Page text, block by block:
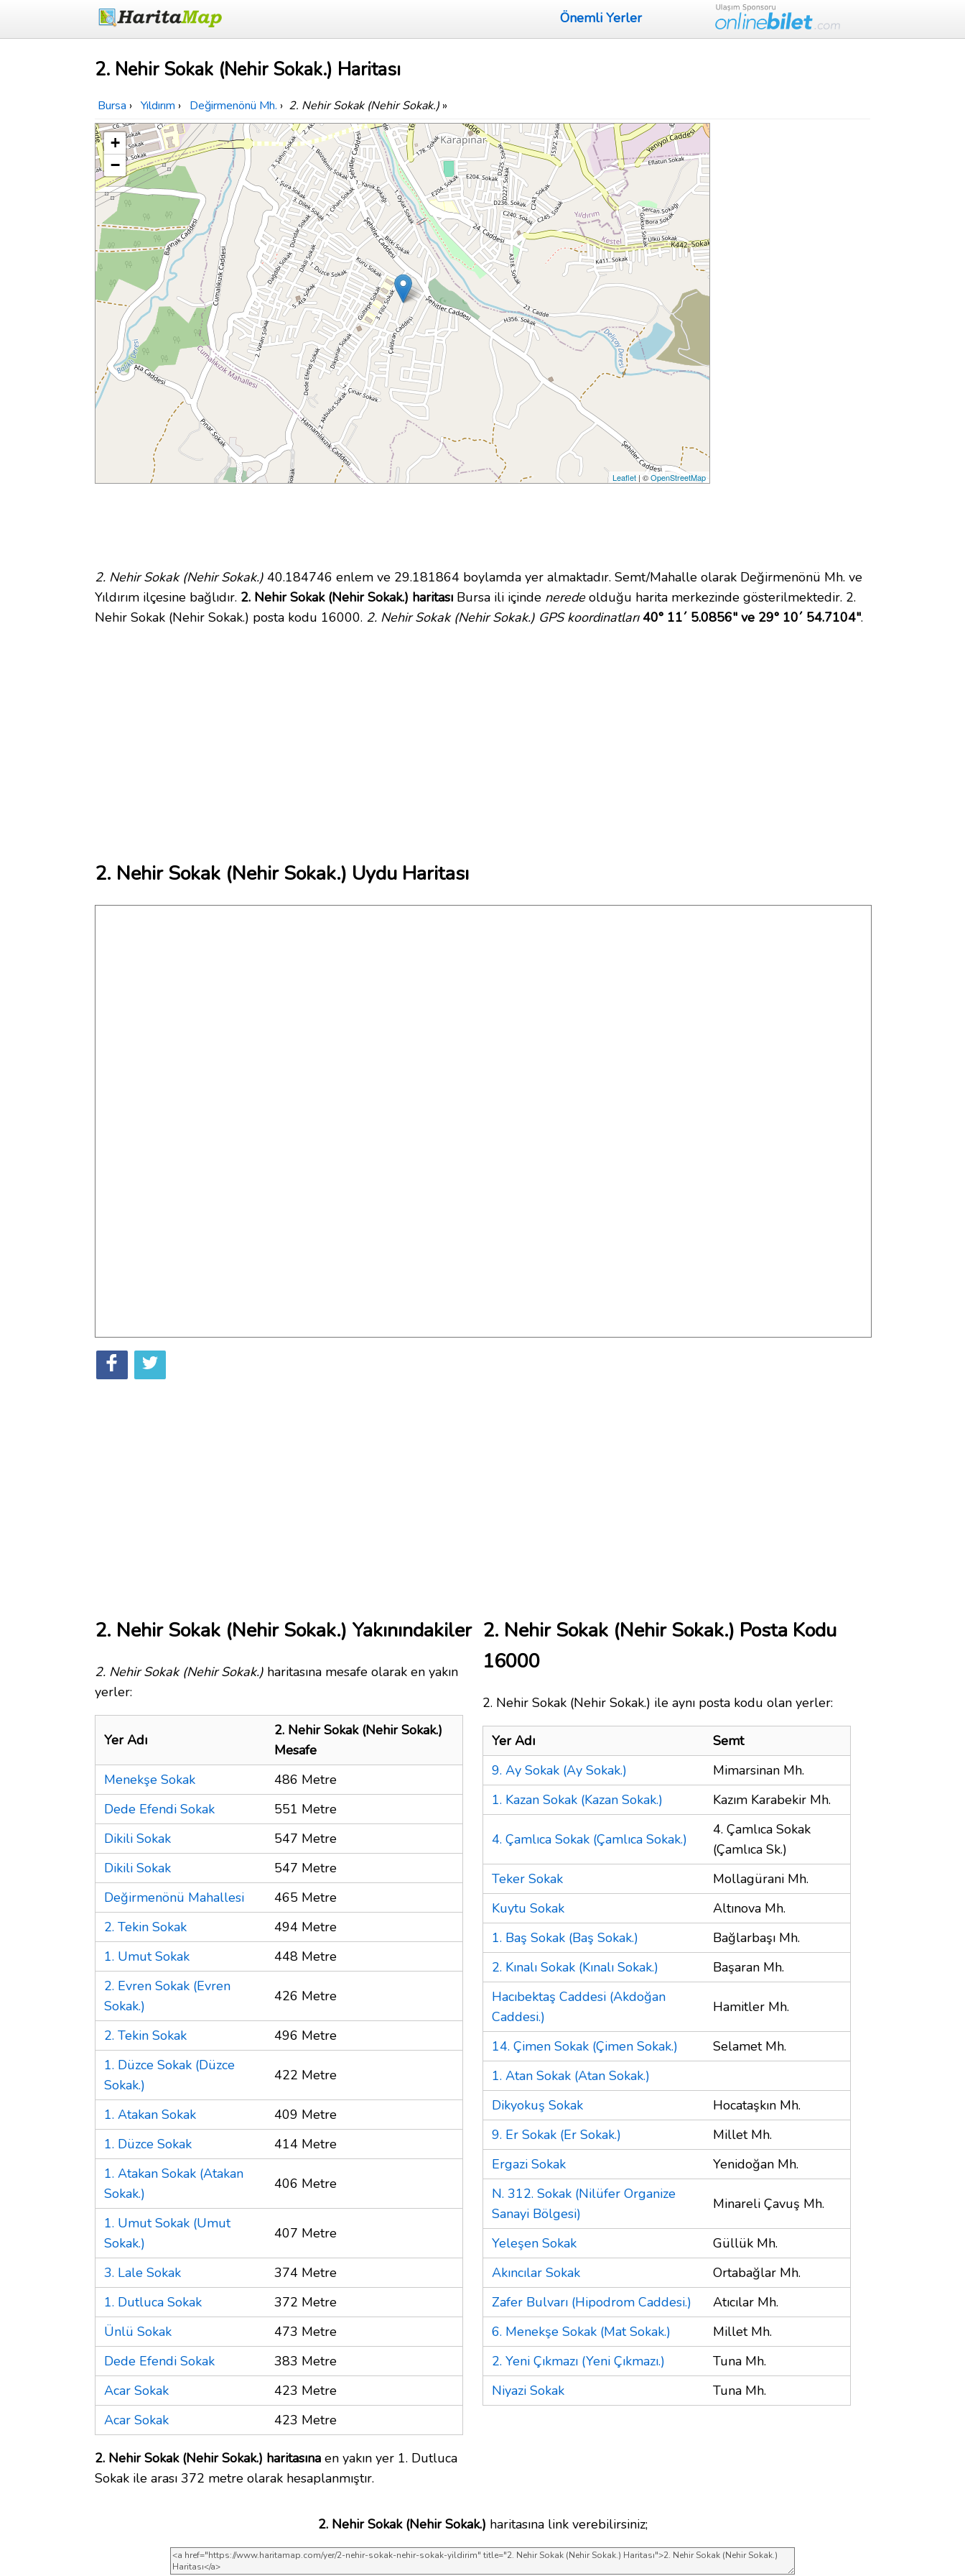
Önemli Yerler
2. Nehir Sokak (Nehir Sokak.) Haritası
Bursa › Yıldırım › Değirmenönü Mh. › 2. Nehir Sokak (Nehir Sokak.) »
+
−
Leaflet | ©OpenStreetMap
2. Nehir Sokak (Nehir Sokak.) 40.184746 enlem ve 29.181864 boylamda yer almaktadır. Semt/Mahalle olarak Değirmenönü Mh. ve
Yıldırım ilçesine bağlıdır. 2. Nehir Sokak (Nehir Sokak.) haritası Bursa ili içinde neredeolduğu harita merkezinde gösterilmektedir. 2.
Nehir Sokak (Nehir Sokak.) posta kodu 16000. 2. Nehir Sokak (Nehir Sokak.) GPS koordinatları 40° 11´ 5.0856" ve 29° 10´ 54.7104".
2. Nehir Sokak (Nehir Sokak.) Uydu Haritası
2. Nehir Sokak (Nehir Sokak.) Yakınındakiler
2. Nehir Sokak (Nehir Sokak.) haritasına mesafe olarak en yakın
yerler:
Yer Adı
2. Nehir Sokak (Nehir Sokak.)
Mesafe
Menekşe Sokak
486 Metre
Dede Efendi Sokak
551 Metre
Dikili Sokak
547 Metre
Dikili Sokak
547 Metre
Değirmenönü Mahallesi
465 Metre
2. Tekin Sokak
494 Metre
1. Umut Sokak
448 Metre
2. Evren Sokak (Evren
Sokak.)
426 Metre
2. Tekin Sokak
496 Metre
1. Düzce Sokak (Düzce
Sokak.)
422 Metre
1. Atakan Sokak
409 Metre
1. Düzce Sokak
414 Metre
1. Atakan Sokak (Atakan
Sokak.)
406 Metre
1. Umut Sokak (Umut
Sokak.)
407 Metre
3. Lale Sokak
374 Metre
1. Dutluca Sokak
372 Metre
Ünlü Sokak
473 Metre
Dede Efendi Sokak
383 Metre
Acar Sokak
423 Metre
Acar Sokak
423 Metre
2. Nehir Sokak (Nehir Sokak.) haritasına en yakın yer 1. Dutluca
Sokak ile arası 372 metre olarak hesaplanmıştır.
2. Nehir Sokak (Nehir Sokak.) Posta Kodu
16000
2. Nehir Sokak (Nehir Sokak.) ile aynı posta kodu olan yerler:
Yer Adı
Semt
9. Ay Sokak (Ay Sokak.)
Mimarsinan Mh.
1. Kazan Sokak (Kazan Sokak.)
Kazım Karabekir Mh.
4. Çamlıca Sokak (Çamlıca Sokak.)
4. Çamlıca Sokak
(Çamlıca Sk.)
Teker Sokak
Mollagürani Mh.
Kuytu Sokak
Altınova Mh.
1. Baş Sokak (Baş Sokak.)
Bağlarbaşı Mh.
2. Kınalı Sokak (Kınalı Sokak.)
Başaran Mh.
Hacıbektaş Caddesi (Akdoğan
Caddesi.)
Hamitler Mh.
14. Çimen Sokak (Çimen Sokak.)
Selamet Mh.
1. Atan Sokak (Atan Sokak.)
Dikyokuş Sokak
Hocataşkın Mh.
9. Er Sokak (Er Sokak.)
Millet Mh.
Ergazi Sokak
Yenidoğan Mh.
N. 312. Sokak (Nilüfer Organize
Sanayi Bölgesi)
Minareli Çavuş Mh.
Yeleşen Sokak
Güllük Mh.
Akıncılar Sokak
Ortabağlar Mh.
Zafer Bulvarı (Hipodrom Caddesi.)
Atıcılar Mh.
6. Menekşe Sokak (Mat Sokak.)
Millet Mh.
2. Yeni Çıkmazı (Yeni Çıkmazı.)
Tuna Mh.
Niyazi Sokak
Tuna Mh.
2. Nehir Sokak (Nehir Sokak.) haritasına link verebilirsiniz;